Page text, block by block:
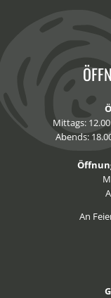
Mittags:
Abends:
An